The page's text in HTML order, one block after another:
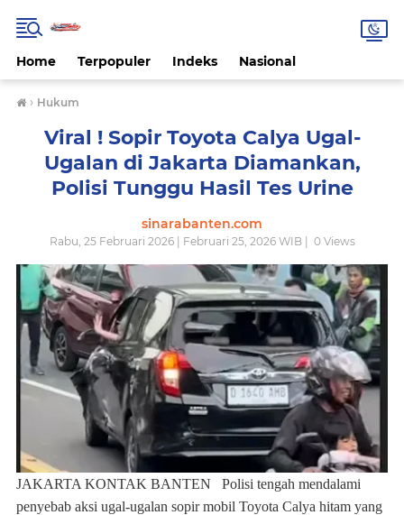
Home Terpopuler Indeks Nasional
› Hukum
Viral ! Sopir Toyota Calya Ugal-
Ugalan di Jakarta Diamankan,
Polisi Tunggu Hasil Tes Urine
sinarabanten.com
Rabu, 25 Februari 2026 | Februari 25, 2026 WIB | 0Views
JAKARTA KONTAK BANTEN
Polisi tengah mendalami
penyebab aksi ugal-ugalan sopir mobil Toyota Calya hitam yang